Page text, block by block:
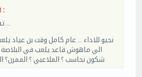
:
تفاهمنا في الاصابة …
نجيو للاداء … عام كامل وقت بن عياد
الي ماهوش قاعد يلعب في البلاصة
شكون نحاسب ؟ الملاعبي ؟ الممرن؟